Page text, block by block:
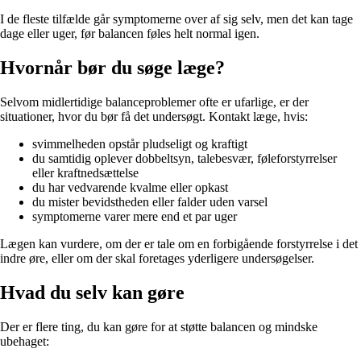
I de fleste tilfælde går symptomerne over af sig selv, men det kan tage
dage eller uger, før balancen føles helt normal igen.
Hvornår bør du søge læge?
Selvom midlertidige balanceproblemer ofte er ufarlige, er der
situationer, hvor du bør få det undersøgt. Kontakt læge, hvis:
svimmelheden opstår pludseligt og kraftigt
du samtidig oplever dobbeltsyn, talebesvær, føleforstyrrelser
eller kraftnedsættelse
du har vedvarende kvalme eller opkast
du mister bevidstheden eller falder uden varsel
symptomerne varer mere end et par uger
Lægen kan vurdere, om der er tale om en forbigående forstyrrelse i det
indre øre, eller om der skal foretages yderligere undersøgelser.
Hvad du selv kan gøre
Der er flere ting, du kan gøre for at støtte balancen og mindske
ubehaget: